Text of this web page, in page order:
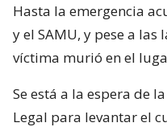
Hasta la emergencia
y el SAMU, y pese a
víctima murió en el
Se está a la espera de
Legal para levantar el